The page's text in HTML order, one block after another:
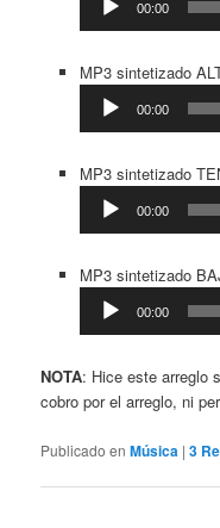
00:00
MP3 sintetizado
00:00
MP3 sintetizado
00:00
MP3 sintetizado
00:00
NOTA: Hice este arreglo
cobro por el arreglo, ni
Publicado en Música |3